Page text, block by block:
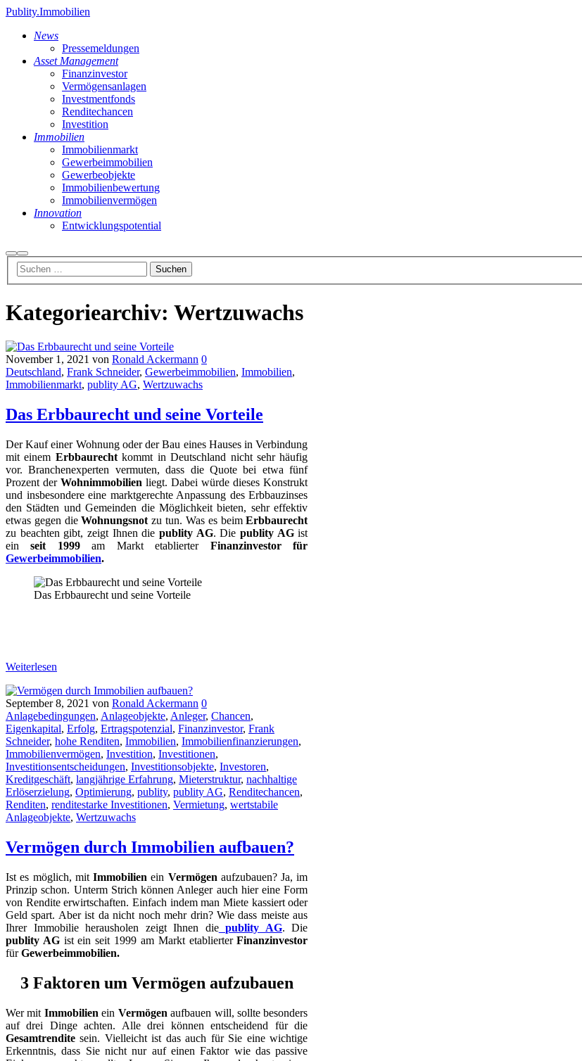
Publity.Immobilien
News
Pressemeldungen
Asset Management
Finanzinvestor
Vermögensanlagen
Investmentfonds
Renditechancen
Investition
Immobilien
Immobilienmarkt
Gewerbeimmobilien
Gewerbeobjekte
Immobilienbewertung
Immobilienvermögen
Innovation
Entwicklungspotential
Suchen
Hauptmenü
Kategoriearchiv: Wertzuwachs
November 1, 2021 von Ronald Ackermann 0
Deutschland, Frank Schneider, Gewerbeimmobilien, Immobilien,
Immobilienmarkt, publity AG, Wertzuwachs
Das Erbbaurecht und seine Vorteile
Der Kauf einer Wohnung oder der Bau eines Hauses in Verbindung
mit einem Erbbaurechtkommt in Deutschland nicht sehr häufig
vor. Branchenexperten vermuten, dass die Quote bei etwa fünf
Prozent derWohnimmobilien liegt. Dabei würde dieses Konstrukt
und insbesondere eine marktgerechte Anpassung des Erbbauzinses
den Städten und Gemeinden die Möglichkeit bieten, sehr effektiv
etwas gegen dieWohnungsnot zu tun. Was es beimErbbaurecht
zu beachten gibt, zeigt Ihnen die publity AG. Diepublity AGist
einseit 1999am Markt etablierter Finanzinvestor für
Gewerbeimmobilien.
Das Erbbaurecht und seine Vorteile
Weiterlesen
September 8, 2021 von Ronald Ackermann 0
Anlagebedingungen, Anlageobjekte, Anleger, Chancen,
Eigenkapital, Erfolg, Ertragspotenzial, Finanzinvestor, Frank
Schneider, hohe Renditen, Immobilien, Immobilienfinanzierungen,
Immobilienvermögen, Investition, Investitionen,
Investitionsentscheidungen, Investitionsobjekte, Investoren,
Kreditgeschäft, langjährige Erfahrung, Mieterstruktur, nachhaltige
Erlöserzielung, Optimierung, publity, publity AG, Renditechancen,
Renditen, renditestarke Investitionen, Vermietung, wertstabile
Anlageobjekte, Wertzuwachs
Vermögen durch Immobilien aufbauen?
Ist es möglich, mitImmobilien ein Vermögen aufzubauen? Ja, im
Prinzip schon. Unterm Strich können Anleger auch hier eine Form
von Rendite erwirtschaften. Einfach indem man Miete kassiert oder
Geld spart. Aber ist da nicht noch mehr drin? Wie dass meiste aus
Ihrer Immobilie herausholen zeigt Ihnen diepublity AG. Die
publity AGist ein seit 1999 am Markt etablierterFinanzinvestor
fürGewerbeimmobilien.
3 Faktoren um Vermögen aufzubauen
Wer mit Immobilien ein Vermögen aufbauen will, sollte besonders
auf drei Dinge achten. Alle drei können entscheidend für die
Gesamtrendite sein. Vielleicht ist das auch für Sie eine wichtige
Erkenntnis, dass Sie nicht nur auf einen Faktor wie das passive